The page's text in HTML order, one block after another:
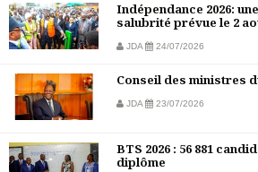
Indépendance 2026:
salubrité prévue le 2
JDA 24/07/2026
Conseil des ministres
JDA 23/07/2026
BTS 2026 : 56 881
diplôme